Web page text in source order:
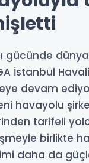
gücünde
İstanbul
devam
havayolu
tarifeli
birlikte
daha da